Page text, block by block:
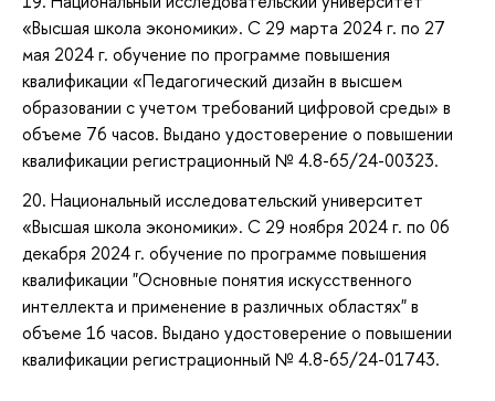
«Высшая школа экономики». С 29 марта 2024 г. по 27
мая 2024 г. обучение по программе повышения
квалификации «Педагогический дизайн в высшем
образовании с учетом требований цифровой среды» в
объеме 76 часов. Выдано удостоверение о повышении
квалификации регистрационный № 4.8-65/24-00323.
20. Национальный исследовательский университет
«Высшая школа экономики». С 29 ноября 2024 г. по 06
декабря 2024 г. обучение по программе повышения
квалификации "Основные понятия искусственного
интеллекта и применение в различных областях" в
объеме 16 часов. Выдано удостоверение о повышении
квалификации регистрационный № 4.8-65/24-01743.